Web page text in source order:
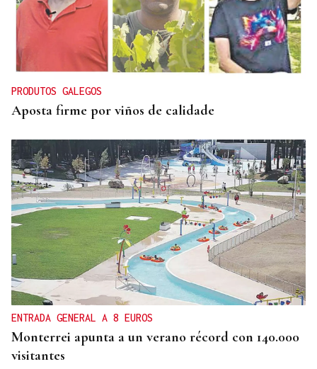
PRODUTOS GALEGOS
Aposta firme por viños de calidade
ENTRADA GENERAL A 8 EUROS
Monterrei apunta a un verano récord con 140.000
visitantes